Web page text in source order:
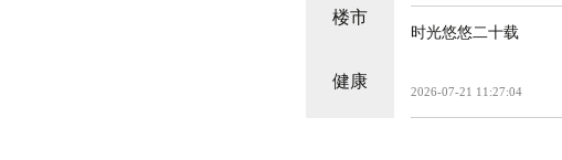
楼市
健康
时光悠悠二十载
2026-07-21 11:27:04